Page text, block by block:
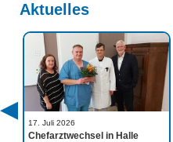
Aktuelles
17. Juli 2026
Chefarztwechsel in Halle